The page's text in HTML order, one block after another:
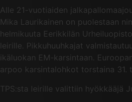
Alle 21-vuotiaiden
Mika Laurikainen on puolestaan
helmikuuta Eerikkilän
leirille. Pikkuhuuhkajat
ikäluokan EM-karsintaan.
arpoo karsintalohkot torstaina 31.
TPS:sta leirille valittiin hyökkääjä